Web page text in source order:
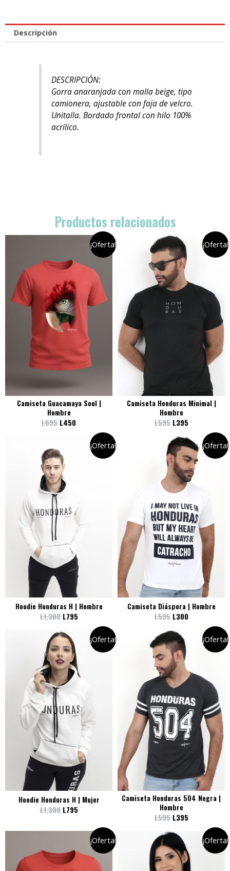
Descripción
DESCRIPCIÓN:
Gorra anaranjada con malla beige, tipo
camionera, ajustable con faja de velcro.
Unitalla. Bordado frontal con hilo 100%
acrílico.
Productos relacionados
¡Oferta!
Camiseta Guacamaya Soul |
Hombre
L695 L450
¡Oferta!
Camiseta Honduras Minimal |
Hombre
L595 L395
¡Oferta!
Hoodie Honduras H | Hombre
L1,300 L795
¡Oferta!
Camiseta Diáspora | Hombre
L595 L300
¡Oferta!
Hoodie Honduras H | Mujer
L1,300 L795
¡Oferta!
Camiseta Honduras 504 Negra |
Hombre
L595 L395
¡Oferta! ¡Oferta!